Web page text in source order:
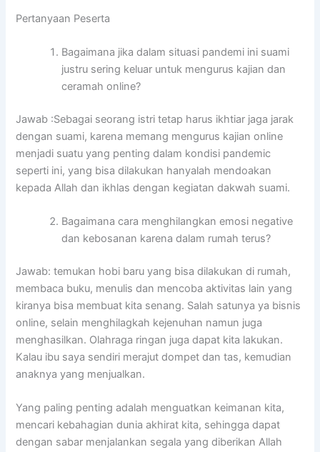
Pertanyaan Peserta
Bagaimana jika dalam situasi pandemi ini suami
justru sering keluar untuk mengurus kajian dan
ceramah online?
Jawab :Sebagai seorang istri tetap harus ikhtiar jaga jarak
dengan suami, karena memang mengurus kajian online
menjadi suatu yang penting dalam kondisi pandemic
seperti ini, yang bisa dilakukan hanyalah mendoakan
kepada Allah dan ikhlas dengan kegiatan dakwah suami.
Bagaimana cara menghilangkan emosi negative
dan kebosanan karena dalam rumah terus?
Jawab: temukan hobi baru yang bisa dilakukan di rumah,
membaca buku, menulis dan mencoba aktivitas lain yang
kiranya bisa membuat kita senang. Salah satunya ya bisnis
online, selain menghilagkah kejenuhan namun juga
menghasilkan. Olahraga ringan juga dapat kita lakukan.
Kalau ibu saya sendiri merajut dompet dan tas, kemudian
anaknya yang menjualkan.
Yang paling penting adalah menguatkan keimanan kita,
mencari kebahagian dunia akhirat kita, sehingga dapat
dengan sabar menjalankan segala yang diberikan Allah